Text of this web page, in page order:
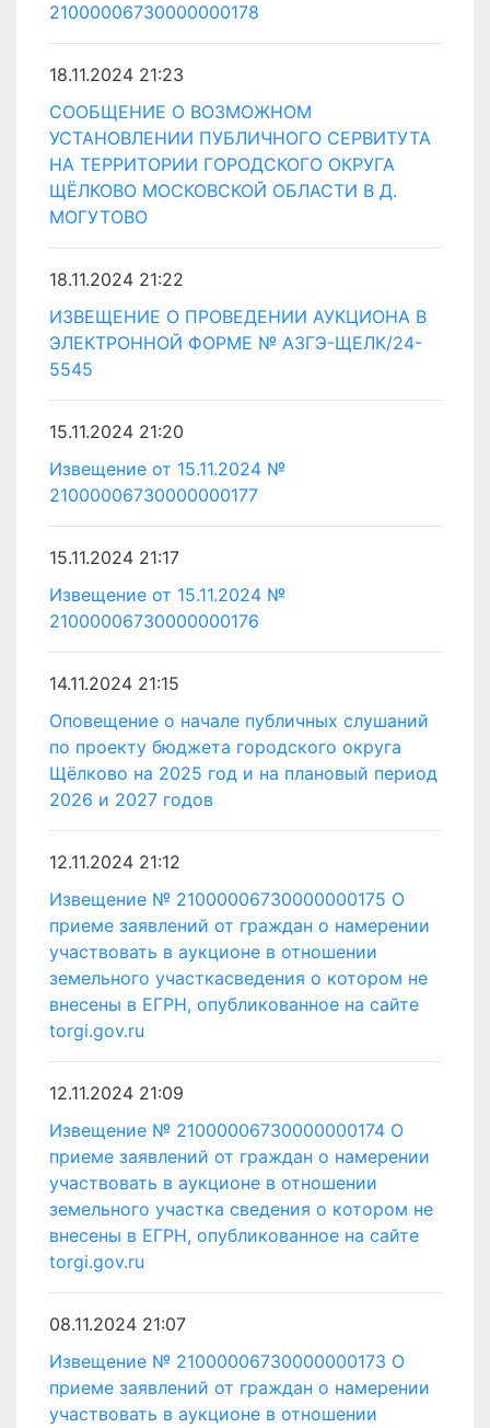
21000006730000000178
18.11.2024 21:23
СООБЩЕНИЕ О ВОЗМОЖНОМ
УСТАНОВЛЕНИИ ПУБЛИЧНОГО СЕРВИТУТА
НА ТЕРРИТОРИИ ГОРОДСКОГО ОКРУГА
ЩЁЛКОВО МОСКОВСКОЙ ОБЛАСТИ В Д.
МОГУТОВО
18.11.2024 21:22
ИЗВЕЩЕНИЕ О ПРОВЕДЕНИИ АУКЦИОНА В
ЭЛЕКТРОННОЙ ФОРМЕ № АЗГЭ-ЩЕЛК/24-
5545
15.11.2024 21:20
Извещение от 15.11.2024 №
21000006730000000177
15.11.2024 21:17
Извещение от 15.11.2024 №
21000006730000000176
14.11.2024 21:15
Оповещение о начале публичных слушаний
по проекту бюджета городского округа
Щёлково на 2025 год и на плановый период
2026 и 2027 годов
12.11.2024 21:12
Извещение № 21000006730000000175 О
приеме заявлений от граждан о намерении
участвовать в аукционе в отношении
земельного участкасведения о котором не
внесены в ЕГРН, опубликованное на сайте
torgi.gov.ru
12.11.2024 21:09
Извещение № 21000006730000000174 О
приеме заявлений от граждан о намерении
участвовать в аукционе в отношении
земельного участка сведения о котором не
внесены в ЕГРН, опубликованное на сайте
torgi.gov.ru
08.11.2024 21:07
Извещение № 21000006730000000173 О
приеме заявлений от граждан о намерении
участвовать в аукционе в отношении